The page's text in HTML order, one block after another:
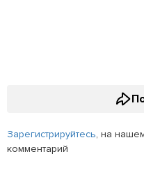
Зарегистрируйтесь, на
комментарий